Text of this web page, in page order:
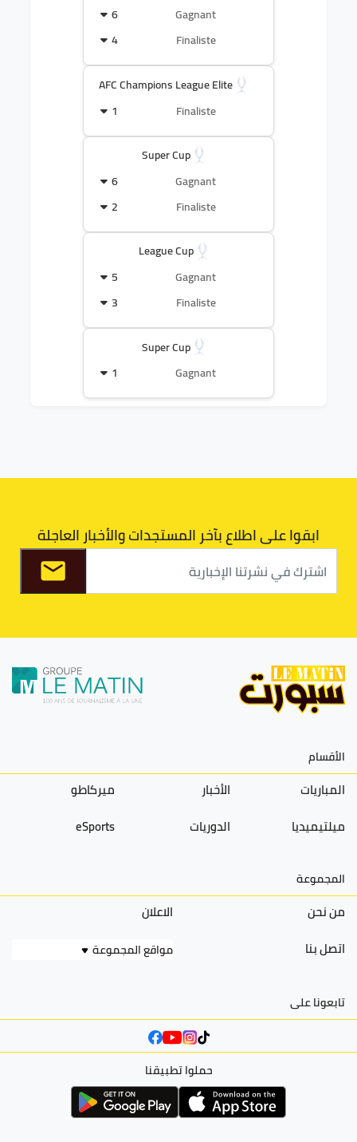
Gagnant
6
Finaliste
4
AFC Champions League Elite
Finaliste
1
Super Cup
Gagnant
6
Finaliste
2
League Cup
Gagnant
5
Finaliste
3
Super Cup
Gagnant
1
ابقوا على اطلاع بآخر المستجدات والأخبار العاجلة
الأقسام
المباريات الأخبار
ميركاطو
ميلتيميديا
الدوريات eSports
المجموعة
من نحن
الاعلان
اتصل بنا
مواقع المجموعة
تابعونا على
حملوا تطبيقنا